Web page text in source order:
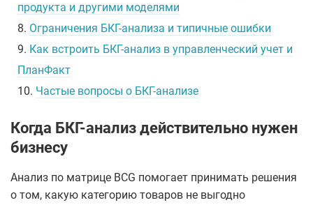
продукта и другими моделями
8. Ограничения БКГ-анализа и типичные ошибки
9. Как встроить БКГ-анализ в управленческий учет и
ПланФакт
10. Частые вопросы о БКГ-анализе
Когда БКГ-анализ действительно нужен
бизнесу
Анализ по матрице BCG помогает принимать решения
о том, какую категорию товаров не выгодно